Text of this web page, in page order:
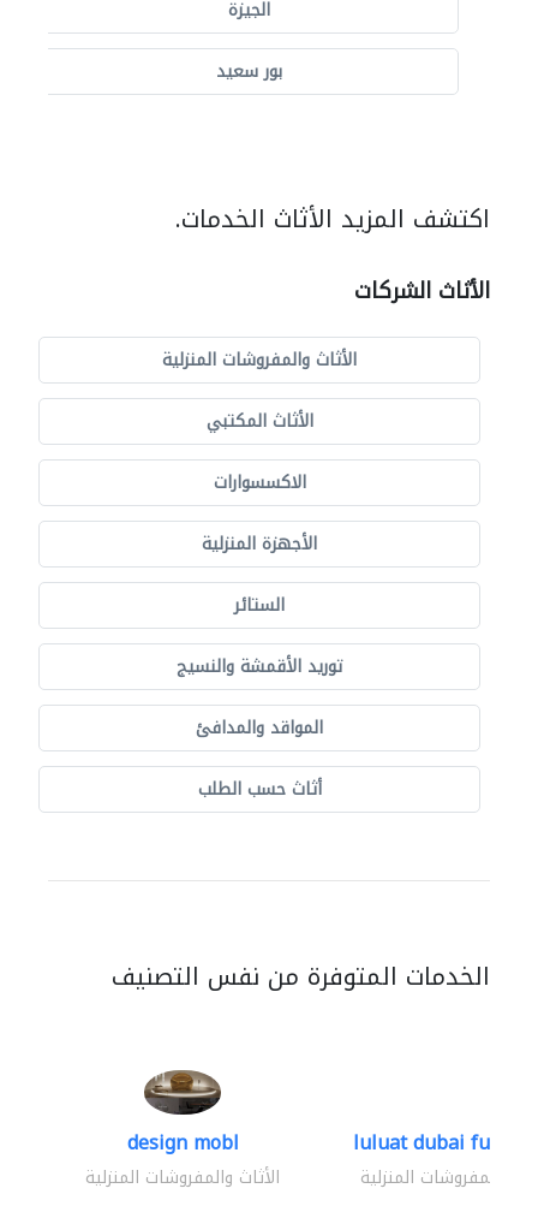
الجيزة
بور سعيد
اكتشف المزيد الأثاث الخدمات.
الأثاث الشركات
الأثاث والمفروشات المنزلية
الأثاث المكتبي
الاكسسوارات
الأجهزة المنزلية
الستائر
توريد الأقمشة والنسيج
المواقد والمدافئ
أثاث حسب الطلب
الخدمات المتوفرة من نفس التصنيف
design mobl
الأثاث والمفروشات المنزلية
luluat dubai
والمفروشات المنزلية